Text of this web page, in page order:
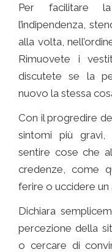
Per facilitare
l’indipendenza,
alla volta,
Rimuovete i
discutete se la
nuovo la stessa
Con il progredire
sintomi più gravi,
sentire cose che
credenze, come
ferire o uccidere un
Dichiara
percezione della
o cercare di